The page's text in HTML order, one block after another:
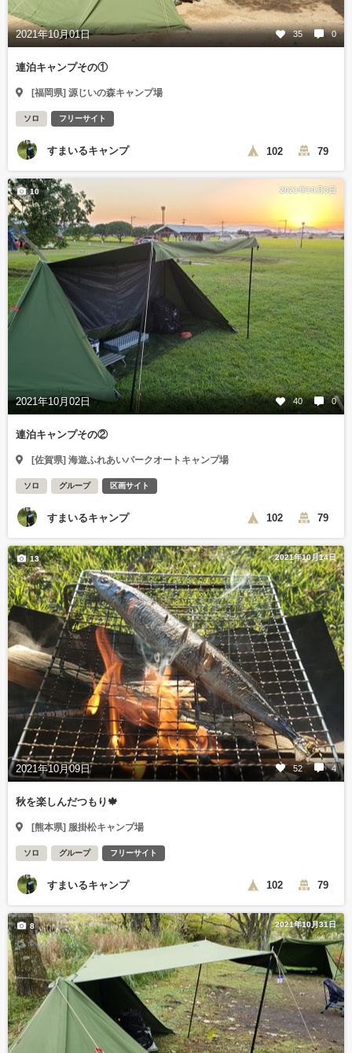
2021年10月01日 35 0
連泊キャンプその①
[福岡県] 源じいの森キャンプ場
ソロ フリーサイト
すまいるキャンプ 102 79
2021年10月3日
2021年10月02日 40 0
10
連泊キャンプその②
[佐賀県] 海遊ふれあいパークオートキャンプ場
ソロ グループ 区画サイト
すまいるキャンプ 102 79
2021年10月14日
2021年10月09日 52 4
13
秋を楽しんだつもり🍁
[熊本県] 服掛松キャンプ場
ソロ グループ フリーサイト
すまいるキャンプ 102 79
2021年10月31日
8